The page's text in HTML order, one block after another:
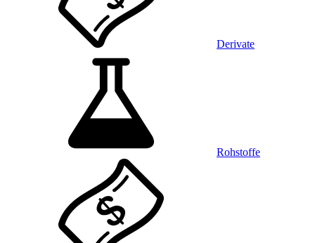
Derivate
Rohstoffe